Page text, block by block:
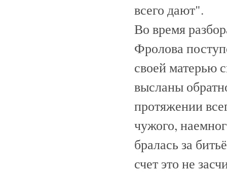
всего дают".
Во время
Фролова
своей матерью
высланы
протяжении
чужого,
бралась за
счет это не